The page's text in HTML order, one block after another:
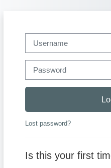
Lost password?
Is this your first